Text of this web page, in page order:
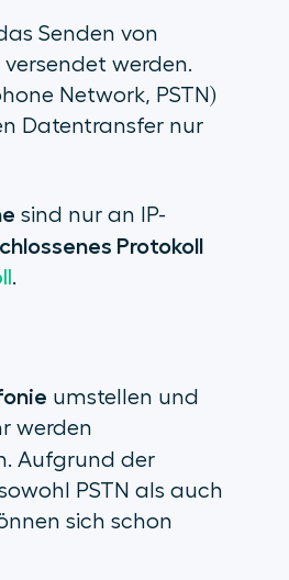
Senden von
werden.
Network, PSTN)
Datentransfer nur
sind nur an IP-
Protokoll
.
umstellen und
werden
Aufgrund der
PSTN als auch
sich schon